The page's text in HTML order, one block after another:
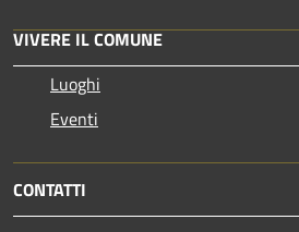
VIVERE IL COMUNE
Luoghi
Eventi
CONTATTI